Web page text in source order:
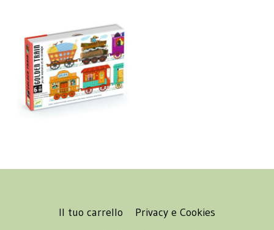
Il tuo carrello
Privacy e Cookies